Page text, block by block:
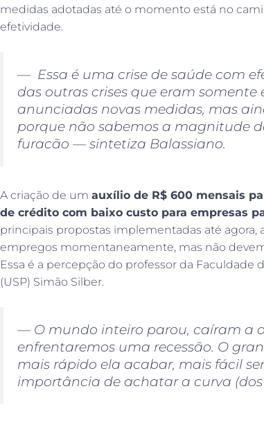
medidas adotadas até o momento está no
efetividade.
— Essa é uma crise de saúde com
das outras crises que eram
anunciadas novas medidas, mas
porque não sabemos a magnitude
furacão — sintetiza Balassiano.
A criação de um auxílio de R$ 600 mensais
de crédito com baixo custo para empresas
principais propostas implementadas até agora,
empregos momentaneamente, mas não
Essa é a percepção do professor da Faculdade
(USP) Simão Silber.
— O mundo inteiro parou, caíram a
enfrentaremos uma recessão. O
mais rápido ela acabar, mais fácil
importância de achatar a curva